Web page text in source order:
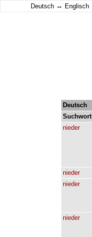
Deutsch ↔ Englisch
Deutsch
Suchwort
nieder
nieder
nieder
nieder